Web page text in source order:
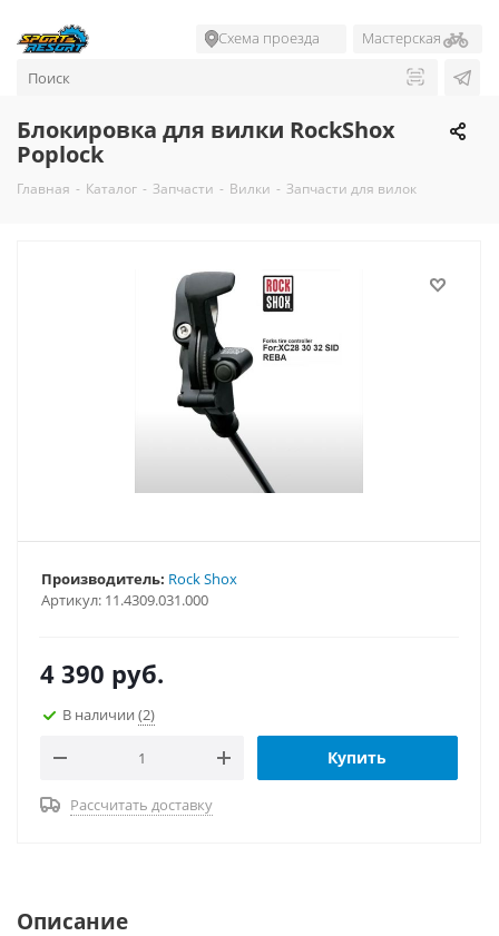
Схема проезда Мастерская
Блокировка для вилки RockShox
Poplock
Главная - Каталог - Запчасти - Вилки - Запчасти для вилок
Артикул: 11.4309.031.000
Производитель: Rock Shox
4 390 руб.
В наличии (2)
Купить
Рассчитать доставку
Описание